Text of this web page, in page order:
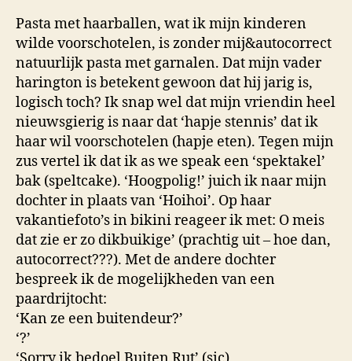
Pasta met haarballen, wat ik mijn kinderen
wilde voorschotelen, is zonder mij&autocorrect
natuurlijk pasta met garnalen. Dat mijn vader
harington is betekent gewoon dat hij jarig is,
logisch toch? Ik snap wel dat mijn vriendin heel
nieuwsgierig is naar dat ‘hapje stennis’ dat ik
haar wil voorschotelen (hapje eten). Tegen mijn
zus vertel ik dat ik as we speak een ‘spektakel’
bak (speltcake). ‘Hoogpolig!’ juich ik naar mijn
dochter in plaats van ‘Hoihoi’. Op haar
vakantiefoto’s in bikini reageer ik met: O meis
dat zie er zo dikbuikige’ (prachtig uit – hoe dan,
autocorrect???). Met de andere dochter
bespreek ik de mogelijkheden van een
paardrijtocht:
‘Kan ze een buitendeur?’
‘?’